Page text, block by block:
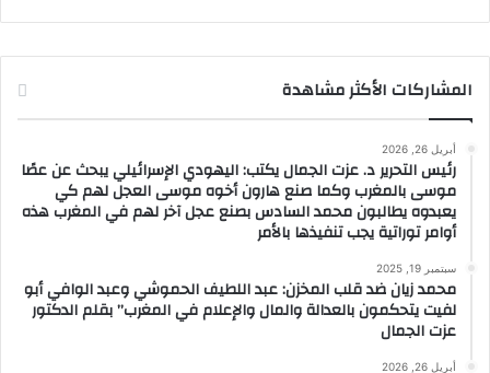
المشاركات الأكثر مشاهدة
أبريل 26, 2026
رئيس التحرير د. عزت الجمال يكتب: اليهودي الإسرائيلي يبحث عن عصًا
موسى بالمغرب وكما صنع هارون أخوه موسى العجل لهم كي
يعبدوه يطالبون محمد السادس بصنع عجل آخر لهم في المغرب هذه
أوامر توراتية يجب تنفيذها بالأمر
سبتمبر 19, 2025
محمد زيان ضد قلب المخزن: عبد اللطيف الحموشي وعبد الوافي أبو
لفيت يتحكمون بالعدالة والمال والإعلام في المغرب” بقلم الدكتور
عزت الجمال
أبريل 26, 2026